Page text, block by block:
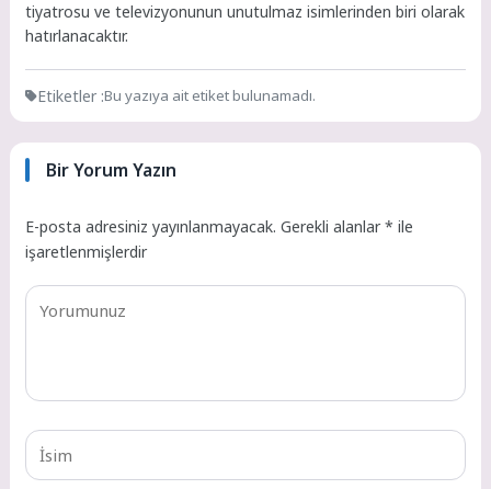
tiyatrosu ve televizyonunun unutulmaz isimlerinden biri olarak
hatırlanacaktır.
Etiketler :Bu yazıya ait etiket bulunamadı.
Bir Yorum Yazın
E-posta adresiniz yayınlanmayacak. Gerekli alanlar* ile
işaretlenmişlerdir